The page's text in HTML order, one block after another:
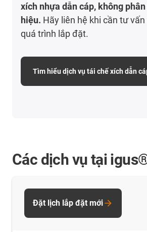
xích nhựa dẫn cáp, không
hiệu. Hãy liên hệ khi cần tư
quá trình lắp đặt.
Tìm hiểu dịch vụ tái chế xích dẫn
Các dịch vụ tại
Đặt lịch lắp đặt mới